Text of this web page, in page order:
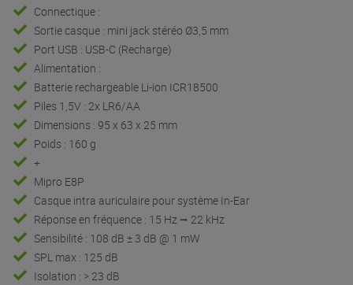
Connectique :
Sortie casque : mini jack stéréo Ø3,5 mm
Port USB : USB-C (Recharge)
Alimentation :
Batterie rechargeable Li-ion ICR18500
Piles 1,5V : 2x LR6/AA
Dimensions : 95 x 63 x 25 mm
Poids : 160 g
+
Mipro E8P
Casque intra auriculaire pour système In-Ear
Réponse en fréquence : 15 Hz ⭢ 22 kHz
Sensibilité : 108 dB ± 3 dB @ 1 mW
SPL max : 125 dB
Isolation : > 23 dB